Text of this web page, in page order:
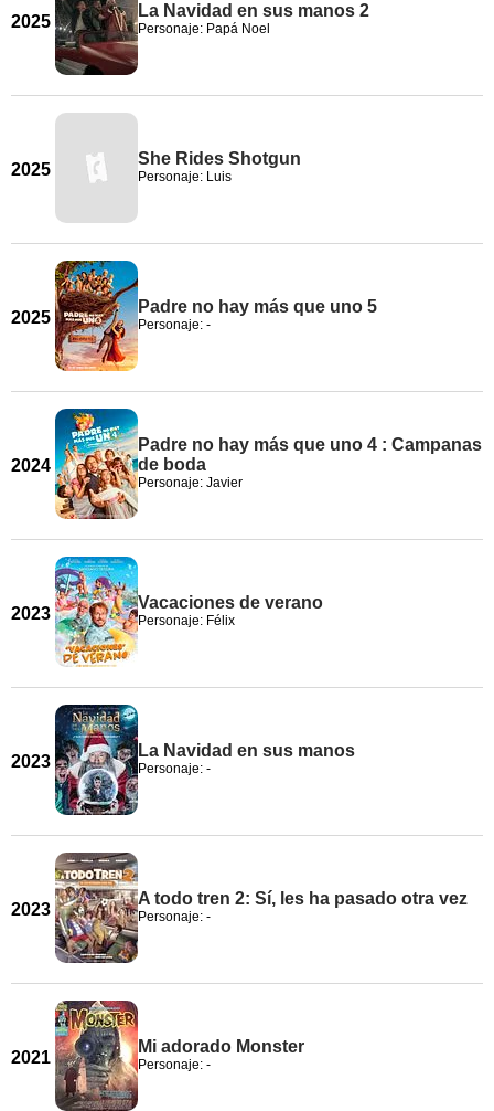
2025
La Navidad en sus manos 2
Personaje: Papá Noel
2025
She Rides Shotgun
Personaje: Luis
2025
Padre no hay más que uno 5
Personaje: -
2024
Padre no hay más que uno 4 : Campanas
de boda
Personaje: Javier
2023
Vacaciones de verano
Personaje: Félix
2023
La Navidad en sus manos
Personaje: -
2023
A todo tren 2: Sí, les ha pasado otra vez
Personaje: -
2021
Mi adorado Monster
Personaje: -